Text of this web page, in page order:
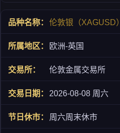
伦敦银（XAGUSD）
欧洲-英国
伦敦金属交易所
2026-08-08 周六
周六周末休市